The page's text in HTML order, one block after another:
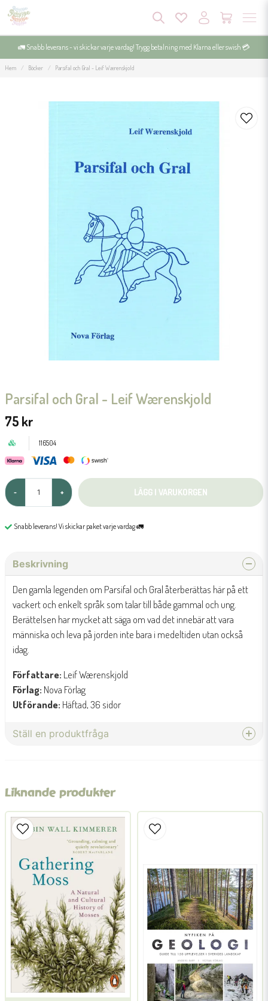
🚛 Snabb leverans - vi skickar varje vardag! Trygg betalning med Klarna eller swish 💳
Hem Böcker Parsifal och Gral - Leif Wærenskjold
Parsifal och Gral - Leif Wærenskjold
75 kr
116504
- + LÄGG I VARUKORGEN
Snabb leverans! Vi skickar paket varje vardag 🚛
Beskrivning
Den gamla legenden om Parsifal och Gral återberättas här på ett
vackert och enkelt språk som talar till både gammal och ung.
Berättelsen har mycket att säga om vad det innebär att vara
människa och leva på jorden inte bara i medeltiden utan också
idag.
Författare: Leif Wærenskjold
Förlag: Nova Förlag
Utförande: Häftad, 36 sidor
Ställ en produktfråga
name
Namn
emailMejladress
Ja, ni får publicera min fråga
Liknande produkter